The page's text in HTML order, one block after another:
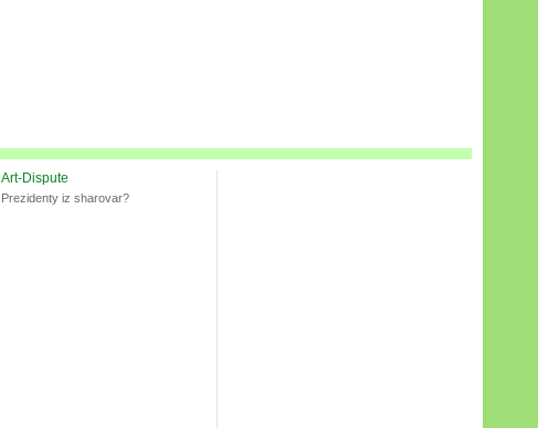
Art-Dispute
Prezidenty iz sharovar?